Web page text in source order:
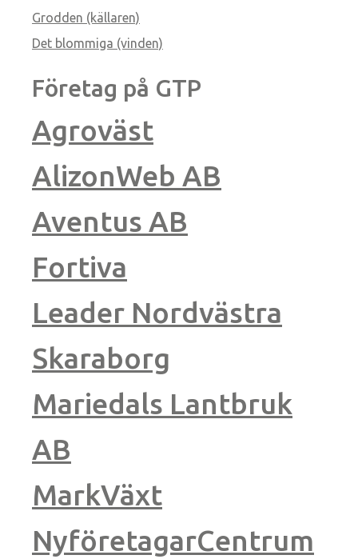
Grodden (källaren)
Det blommiga (vinden)
Företag på GTP
Agroväst
AlizonWeb AB
Aventus AB
Fortiva
Leader Nordvästra
Skaraborg
Mariedals Lantbruk
AB
MarkVäxt
NyföretagarCentrum